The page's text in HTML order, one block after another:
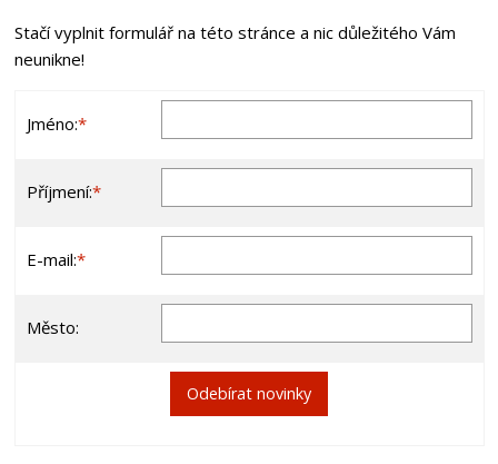
Stačí vyplnit formulář na této stránce a nic důležitého Vám
neunikne!
Jméno:*
Příjmení:*
E-mail:*
Město: